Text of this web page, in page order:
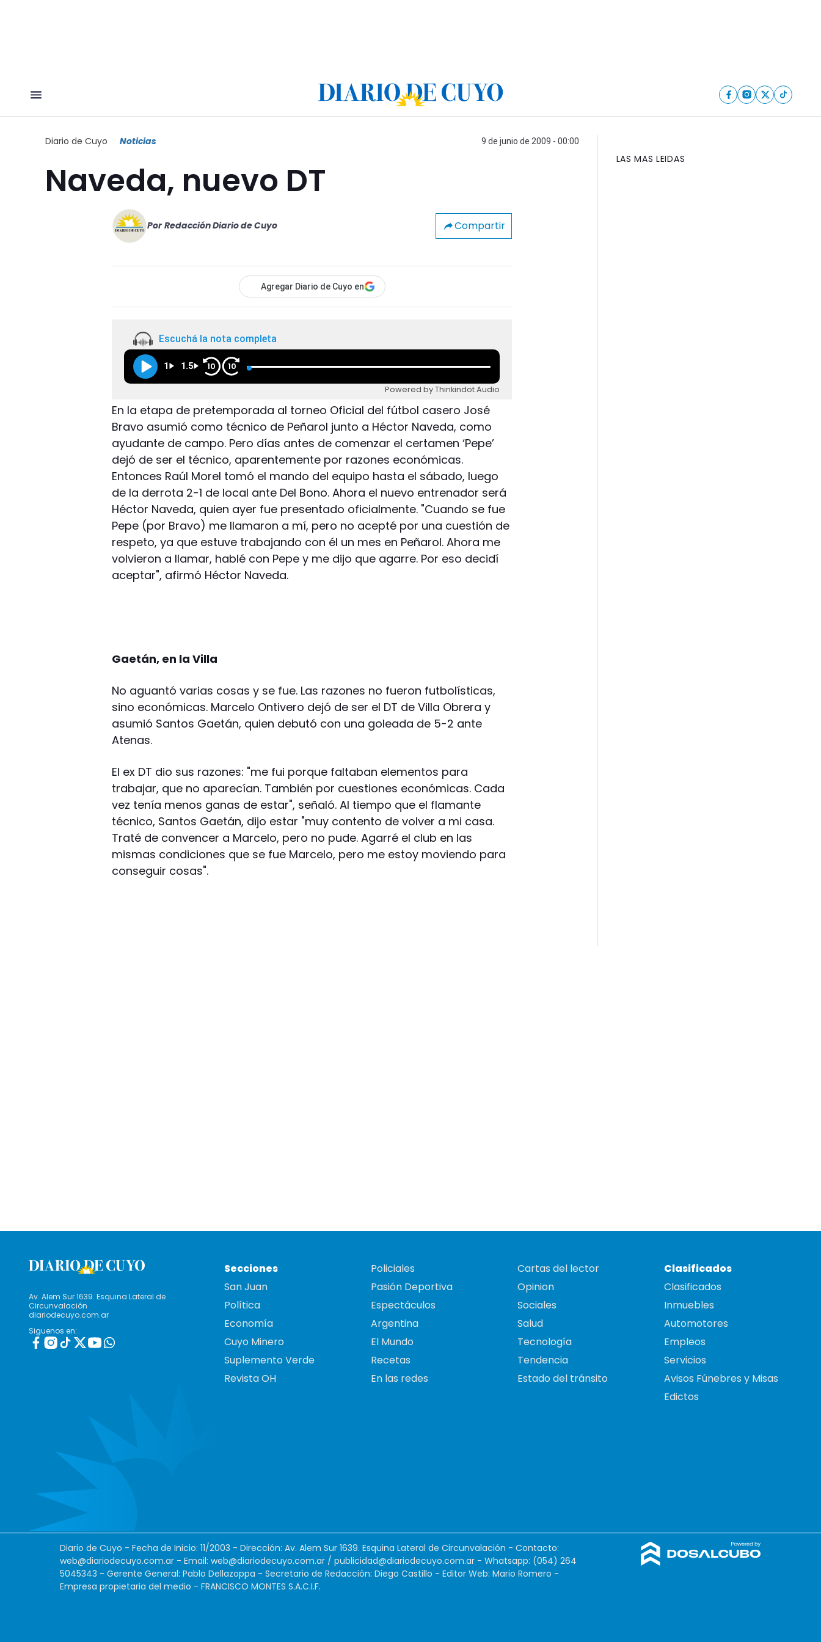
Diario de Cuyo Noticias 9 de junio de 2009 - 00:00
Naveda, nuevo DT
Por Redacción Diario de Cuyo Compartir
Agregar Diario de Cuyo en
Escuchá la nota completa
1 1.5 10 10
Powered by Thinkindot Audio
En la etapa de pretemporada al torneo Oficial del fútbol casero José
Bravo asumió como técnico de Peñarol junto a Héctor Naveda, como
ayudante de campo. Pero días antes de comenzar el certamen ‘Pepe’
dejó de ser el técnico, aparentemente por razones económicas.
Entonces Raúl Morel tomó el mando del equipo hasta el sábado, luego
de la derrota 2-1 de local ante Del Bono. Ahora el nuevo entrenador será
Héctor Naveda, quien ayer fue presentado oficialmente. "Cuando se fue
Pepe (por Bravo) me llamaron a mí, pero no acepté por una cuestión de
respeto, ya que estuve trabajando con él un mes en Peñarol. Ahora me
volvieron a llamar, hablé con Pepe y me dijo que agarre. Por eso decidí
aceptar", afirmó Héctor Naveda.
Gaetán, en la Villa
No aguantó varias cosas y se fue. Las razones no fueron futbolísticas,
sino económicas. Marcelo Ontivero dejó de ser el DT de Villa Obrera y
asumió Santos Gaetán, quien debutó con una goleada de 5-2 ante
Atenas.
El ex DT dio sus razones: "me fui porque faltaban elementos para
trabajar, que no aparecían. También por cuestiones económicas. Cada
vez tenía menos ganas de estar", señaló. Al tiempo que el flamante
técnico, Santos Gaetán, dijo estar "muy contento de volver a mi casa.
Traté de convencer a Marcelo, pero no pude. Agarré el club en las
mismas condiciones que se fue Marcelo, pero me estoy moviendo para
conseguir cosas".
LAS MAS LEIDAS
Av. Alem Sur 1639. Esquina Lateral de
Circunvalación
diariodecuyo.com.ar
Siguenos en:
Secciones
San Juan
Política
Economía
Cuyo Minero
Suplemento Verde
Revista OH
Policiales
Pasión Deportiva
Espectáculos
Argentina
El Mundo
Recetas
En las redes
Cartas del lector
Opinion
Sociales
Salud
Tecnología
Tendencia
Estado del tránsito
Clasificados
Clasificados
Inmuebles
Automotores
Empleos
Servicios
Avisos Fúnebres y Misas
Edictos
Diario de Cuyo - Fecha de Inicio: 11/2003 - Dirección: Av. Alem Sur 1639. Esquina Lateral de Circunvalación - Contacto:
web@diariodecuyo.com.ar - Email: web@diariodecuyo.com.ar / publicidad@diariodecuyo.com.ar - Whatsapp: (054) 264
5045343 - Gerente General: Pablo Dellazoppa - Secretario de Redacción: Diego Castillo - Editor Web: Mario Romero -
Empresa propietaria del medio - FRANCISCO MONTES S.A.C.I.F.